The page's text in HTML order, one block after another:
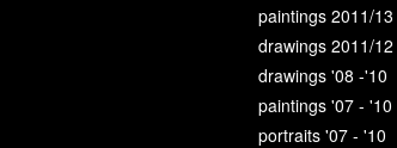
paintings 2011/13
drawings 2011/12
drawings '08 -'10
paintings '07 - '10
portraits '07 - '10